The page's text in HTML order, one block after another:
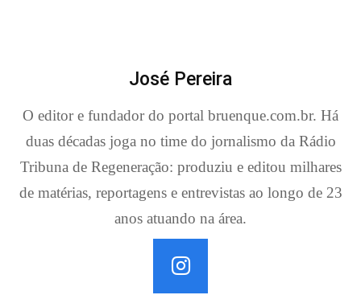
José Pereira
O editor e fundador do portal bruenque.com.br. Há
duas décadas joga no time do jornalismo da Rádio
Tribuna de Regeneração: produziu e editou milhares
de matérias, reportagens e entrevistas ao longo de 23
anos atuando na área.